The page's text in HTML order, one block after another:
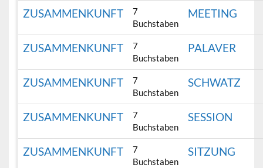
ZUSAMMENKUNFT
7
Buchstaben
MEETING
ZUSAMMENKUNFT
7
Buchstaben
PALAVER
ZUSAMMENKUNFT
7
Buchstaben
SCHWATZ
ZUSAMMENKUNFT
7
Buchstaben
SESSION
ZUSAMMENKUNFT
7
Buchstaben
SITZUNG